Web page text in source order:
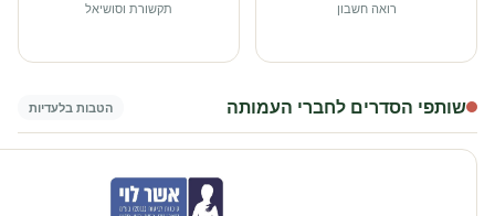
רואה חשבון תקשורת וסושיאל
שותפי הסדרים לחברי העמותה הטבות בלעדיות